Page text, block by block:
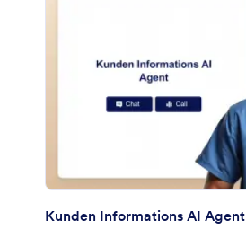
Kunden Informations AI Agent